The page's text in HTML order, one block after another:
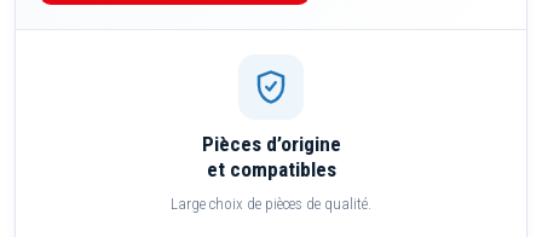
Pièces d’origine
et compatibles
Large choix de pièces de qualité.